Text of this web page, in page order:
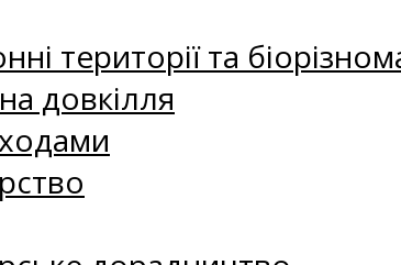
території та
довкілля